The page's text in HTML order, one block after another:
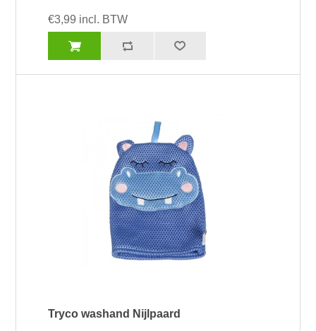
€3,99 incl. BTW
Tryco washand Nijlpaard